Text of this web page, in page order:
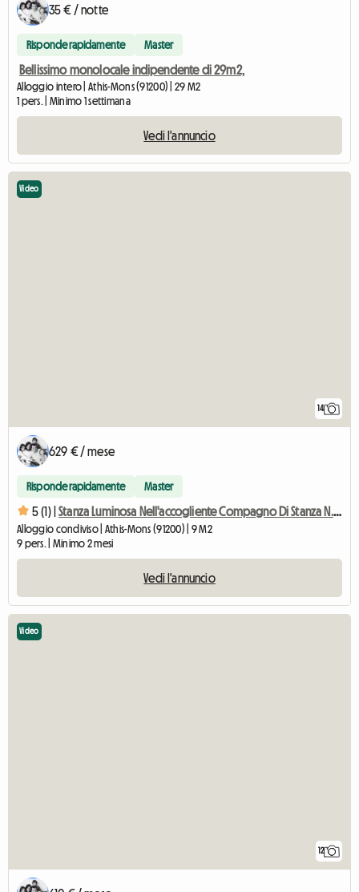
35 € / notte
Risponde rapidamente Master
Bellissimo monolocale indipendente di 29m2,
Alloggio intero | Athis-Mons (91200) | 29 M2
1 pers. | Minimo 1 settimana
Vedi l'annuncio
14
Video
629 € / mese
Risponde rapidamente Master
5 (1) | Stanza Luminosa Nell'accogliente Compagno Di Stanza N. 8 Helsinki
Alloggio condiviso | Athis-Mons (91200) | 9 M2
9 pers. | Minimo 2 mesi
Vedi l'annuncio
12
Video